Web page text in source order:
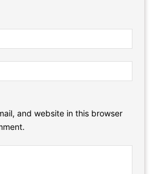
and website in this browser